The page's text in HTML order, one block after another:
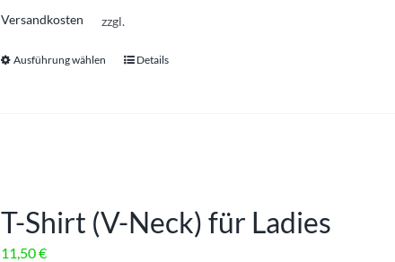
zzgl.
Versandkosten
Ausführung wählen
Dieses
Die
Optionen
Details
T-Shirt (V-Neck) für Ladies
11,50€